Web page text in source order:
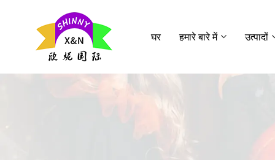
घर हमारे बारे में उत्पादों